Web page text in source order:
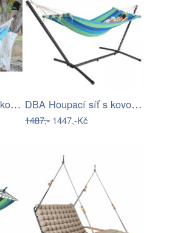
Dimenza Zahradní látková houpací síť -… DBA Houpací síť s kovovým rámem 200 x…
1487,-1447,-Kč